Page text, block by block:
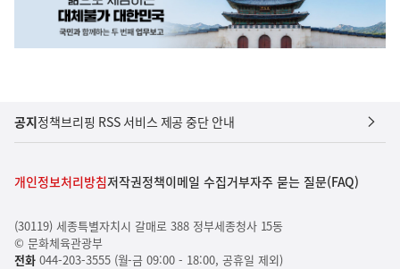
공지정책브리핑 RSS 서비스 제공 중단 안내
개인정보처리방침저작권정책이메일 수집거부자주 묻는 질문(FAQ)
(30119) 세종특별자치시 갈매로 388 정부세종청사 15동
© 문화체육관광부
전화044-203-3555 (월-금 09:00 - 18:00, 공휴일 제외)